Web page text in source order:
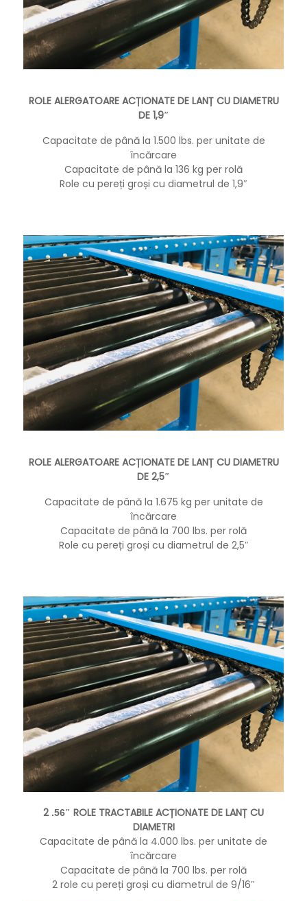
ROLE ALERGATOARE ACȚIONATE DE LANȚ CU DIAMETRU
DE 1,9″
Capacitate de până la 1.500 lbs. per unitate de
încărcare
Capacitate de până la 136 kg per rolă
Role cu pereți groși cu diametrul de 1,9″
ROLE ALERGATOARE ACȚIONATE DE LANȚ CU DIAMETRU
DE 2,5″
Capacitate de până la 1.675 kg per unitate de
încărcare
Capacitate de până la 700 lbs. per rolă
Role cu pereți groși cu diametrul de 2,5″
2 .56″ ROLE TRACTABILE ACȚIONATE DE LANȚ CU
DIAMETRI
Capacitate de până la 4.000 lbs. per unitate de
încărcare
Capacitate de până la 700 lbs. per rolă
2 role cu pereți groși cu diametrul de 9/16″